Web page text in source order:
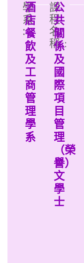
學
系
:
酒
店
餐
飲
及
工
商
管
理
學
系
課
程
名
稱﹕
公
共
關
係
及
國
際
項
目
管
理
（榮
譽）
文
學
士